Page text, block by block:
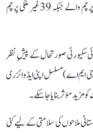
آبنائے ہرمز سے گزرے، جن میں 23 ہندوستانی پرچم والے جبکہ 39 غیر ملکی پرچم
سکیورٹی صورتحال کے پیشِ نظر
ایم اے) مسلسل اپنی ایڈوائزری
مزید مؤثر بنایا جا سکے۔
ملاحوں کی سلامتی کے لیے کئی